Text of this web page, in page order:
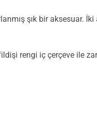
şık bir aksesuar.
rengi iç çerçeve ile